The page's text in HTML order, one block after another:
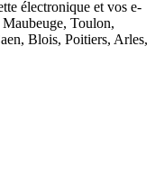
électronique et vos e-
Toulon,
Blois, Poitiers, Arles,